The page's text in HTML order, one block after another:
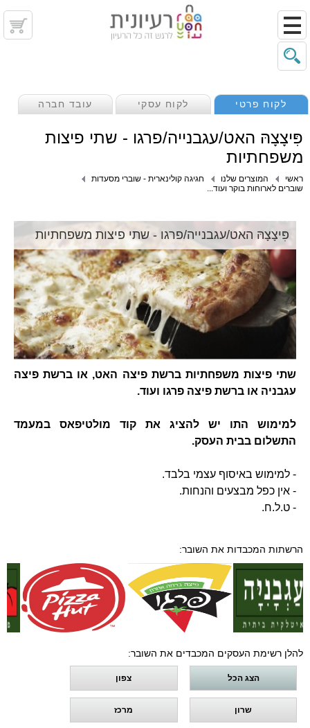
לקוח פרטי לקוח עסקי עובד חברה
פִּיצָצָהּ האט/עגבנייה/פרגו - שתי פיצות
משפחתיות
ראשי המוצרים שלנו
חגיגה קולינארית - שוברי מסעדות
שוברים לארוחות בוקר ועוד...
פִּיצָצָהּ האט/עגבנייה/פרגו - שתי פיצות משפחתיות
שתי פיצות משפחתיות ברשת פיצה האט, או ברשת פיצה
עגבניה או ברשת פיצה פרגו ועוד.
למימוש התו יש להציג את קוד מולטיפאס במעמד
התשלום בבית העסק.
- למימוש באיסוף עצמי בלבד.
- אין כפל מבצעים והנחות.
- ט.ל.ח.
הרשתות המכבדות את השובר:
להלן רשימת העסקים המכבדים את השובר:
הצג הכל צפון
שרון מרכז